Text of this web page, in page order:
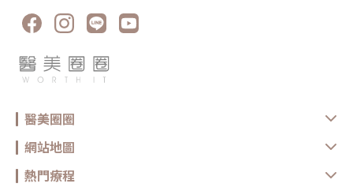
保治療的安全性。術後注意事項避免陽光暴晒 治療後一週內避免陽光直
射，必要時使用防曬霜，以防止色素沉著​。保持皮膚清潔 治療部位應保持
清潔，避免使用刺激性護膚品，防止感染和過敏反應。避免過度摩擦 治療
醫師建議使用修復性護膚品，並按時回診檢查，確保治療效果。總結
Vbeam Platinum 櫻花染料雷射儀器通過其先進的技術和設計，能夠有效
解決多種皮膚問題，尤其是血管性皮膚問題、疤痕和疣等。其高效、安全、
Vbeam Platinum 治療常見問題解答 (FAQ)1. Vbeam Platinum 櫻花染料
雷射治療的原理是什麼？答： Vbeam Platinum 使用脈衝染料雷射技術，
壞，從而達到治療效果。2. 治療過程中會感到疼痛嗎？答： 治療過程中通
常會感覺到輕微的刺痛或灼熱感，但大多數患者都能夠忍受。治療前可以使
用局部麻醉劑來減少不適。3. 每次治療需要多長時間？答： 治療時間視問
題的範圍和嚴重程度而定，一般情況下，每次治療需要15到30分鐘左右。
織狀態，提供拉提緊緻、水腫改善、術後修復以及運動後肌肉放鬆等多重效
果。無論臉部、身體還是頭皮育髮，都能找到適合的應用方式。以下分為醫
臉部特別有感。 體態雕塑與循環：提升身體循環與代謝，減少侷部水腫、
運動後堆積的代謝產物，加速緊實與恢復。 產後/術後修復：妊娠紋、剖腹
疤痕周邊軟化與循環調理、抽脂/拉皮等術後恢復期的腫脹與不適緩解（依
運動醫學應用 急慢性軟組織損傷：如足底筋膜炎、網球肘、髂脛束症候
群、旋轉肌袖肌腱病變等，透過熱與亞熱模式交替，減少疼痛、促進組織修
復。 關節退化與疼痛管理：作為膝關節退化、慢性骨關節痛的輔助療法，
改善疼痛與功能表現；居家運動與筋膜放鬆並行，效果更穩定。 運動後恢
可依需求提高頻率 女性骨盆與慢性骨盆疼痛（CPPS）：搭配徒手治療/衛
教，對疼痛與生活品質有助益（須專業治療師評估與執行）。INDIBA不僅
醫美圈圈
網站地圖
熱門療程